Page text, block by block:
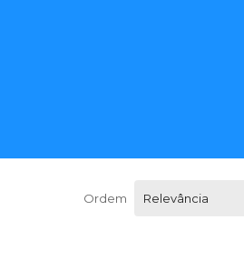
Ordem Relevância